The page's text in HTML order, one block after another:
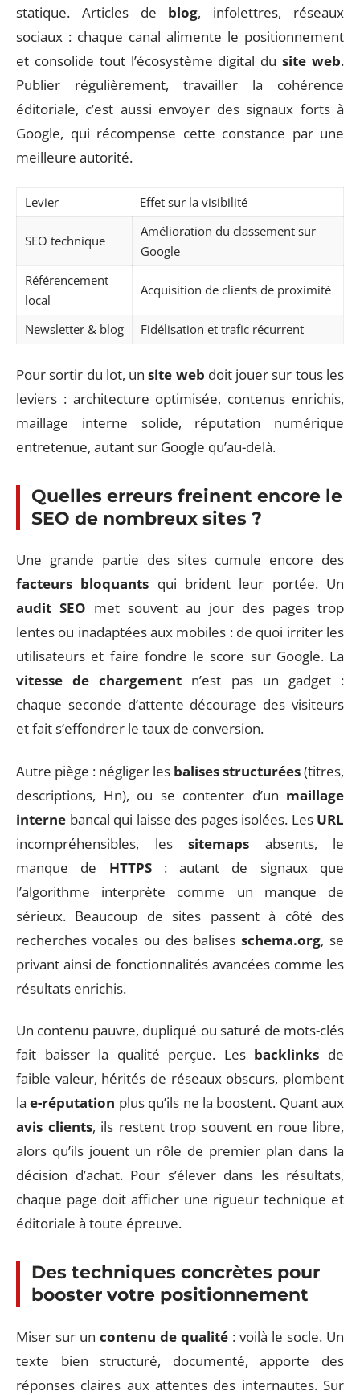
statique. Articles de blog, infolettres, réseaux
sociaux : chaque canal alimente le positionnement
et consolide tout l’écosystème digital dusite web.
Publier régulièrement, travailler la cohérence
éditoriale, c’est aussi envoyer des signaux forts à
Google, qui récompense cette constance par une
meilleure autorité.
Levier Effet sur la visibilité
SEO technique
Amélioration du classement sur
Google
Référencement
local
Acquisition de clients de proximité
Newsletter & blog Fidélisation et trafic récurrent
Pour sortir du lot, unsite web doit jouer sur tous les
leviers : architecture optimisée, contenus enrichis,
maillage interne solide, réputation numérique
entretenue, autant sur Google qu’au-delà.
Quelles erreurs freinent encore le
SEO de nombreux sites ?
Une grande partie des sites cumule encore des
facteurs bloquants qui brident leur portée. Un
audit SEO met souvent au jour des pages trop
lentes ou inadaptées aux mobiles : de quoi irriter les
utilisateurs et faire fondre le score sur Google. La
vitesse de chargement n’est pas un gadget :
chaque seconde d’attente décourage des visiteurs
et fait s’effondrer le taux de conversion.
Autre piège : négliger les balises structurées(titres,
descriptions, Hn), ou se contenter d’un maillage
interne bancal qui laisse des pages isolées. Les URL
incompréhensibles, les sitemaps absents, le
manque de HTTPS: autant de signaux que
l’algorithme interprète comme un manque de
sérieux. Beaucoup de sites passent à côté des
recherches vocales ou des balisesschema.org, se
privant ainsi de fonctionnalités avancées comme les
résultats enrichis.
Un contenu pauvre, dupliqué ou saturé de mots-clés
fait baisser la qualité perçue. Les backlinks de
faible valeur, hérités de réseaux obscurs, plombent
lae-réputation plus qu’ils ne la boostent. Quant aux
avis clients, ils restent trop souvent en roue libre,
alors qu’ils jouent un rôle de premier plan dans la
décision d’achat. Pour s’élever dans les résultats,
chaque page doit afficher une rigueur technique et
éditoriale à toute épreuve.
Des techniques concrètes pour
booster votre positionnement
Miser sur un contenu de qualité : voilà le socle. Un
texte bien structuré, documenté, apporte des
réponses claires aux attentes des internautes. Sur